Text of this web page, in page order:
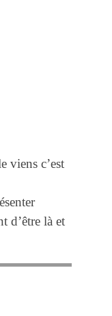
viens c’est
d’être là et